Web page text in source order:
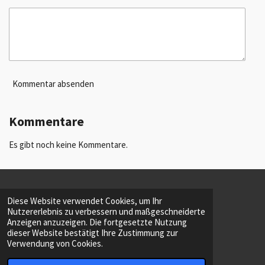
Diese Website verwendet Cookies, um Ihr
Nutzererlebnis zu verbessern und maßgeschneiderte
Anzeigen anzuzeigen. Die fortgesetzte Nutzung
dieser Website bestätigt Ihre Zustimmung zur
Verwendung von Cookies.
Kommentar absenden
Kommentare
Es gibt noch keine Kommentare.
© 2023 - 2026 JOY IN BELIEF
Mit Unterstützung von Webador